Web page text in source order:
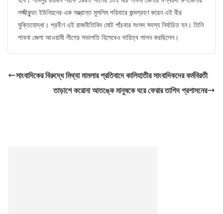
লক্ষ্মীকুন্ডা ইউনিয়নের এক সম্ভ্রান্ত মুসলিম পরিবারে জন্মগ্রহণ করেন এই বীর
মুক্তিযোদ্ধা। প্রবীণ এই রাজনীতিবিদ মোট পাঁচবার সংসদ সদস্য নির্বাচিত হন। তিনি
পাবনা জেলা আওয়ামী লীগের সভাপতি হিসেবেও দায়িত্ব পালন করছিলেন।
সাংবাদিকের বিরুদ্ধে মিথ্যা মামলার প্রতিবাদে কালিহাতীর সাংবাদিকদের কর্মবিরতী
তাড়াশে করোনা আতঙ্কে মানুষকে ঘরে ফেরার তাগিদ প্রশাসনের